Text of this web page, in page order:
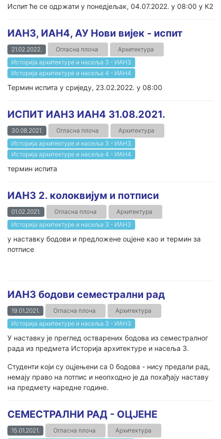
Испит ће се одржати у понедјељак, 04.07.2022. у 08:00 у К2
ИАН3, ИАН4, АУ Нови вијек - испит
21.02.2022. Огласна плоча
Архитектура
Историја архитектуре и насеља 3 - ИАН3
Историја архитектуре и насеља 4 - ИАН4
Термин испита у сриједу, 23.02.2022. у 08:00
ИСПИТ ИАН3 ИАН4 31.08.2021.
30.08.2021. Огласна плоча
Архитектура
Историја архитектуре и насеља 3 - ИАН3
Историја архитектуре и насеља 4 - ИАН4
термин испита
ИАН3 2. колоквијум и потписи
01.02.2021. Огласна плоча
Архитектура
Историја архитектуре и насеља 3 - ИАН3
у наставку бодови и предложене оцјене као и термин за
потписе
ИАН3 бодови семестрални рад
19.01.2021. Огласна плоча
Архитектура
Историја архитектуре и насеља 3 - ИАН3
У наставку је преглед остварених бодова из семестралног
рада из предмета Историја архитектуре и насеља 3.
Студенти који су оцјењени са 0 бодова - нису предали рад,
немају право на потпис и неопходно је да похађају наставу
на предмету наредне године.
СЕМЕСТРАЛНИ РАД - ОЦЈЕНЕ
15.01.2021. Огласна плоча
Архитектура